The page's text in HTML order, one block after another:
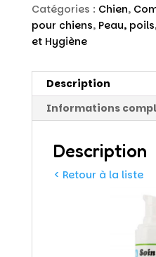
Catégories : Chien,
pour chiens, Peau,
et Hygiène
Description
Informations
Description
< Retour à la liste